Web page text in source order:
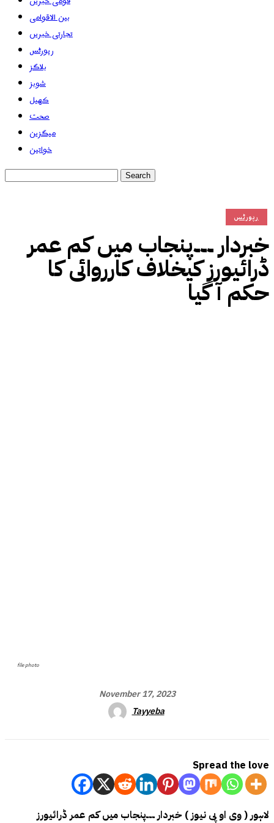
بین الاقوامی
تجارتی خبریں
رپورٹس
بلاگز
شوبز
کھیل
صحت
میگزین
خواتین
رپورٹس
خبردار ۔۔۔پنجاب میں کم عمر
ڈرائیورز کیخلاف کارروائی کا
حکم آ گیا
file photo
November 17, 2023
Tayyeba
Spread the love
لاہور ( وی او پی نیوز ) خبردار ۔۔۔پنجاب میں کم عمر ڈرائیورز